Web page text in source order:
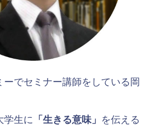
ーでセミナー講師をしている岡
学生に 「生きる意味」 を伝える